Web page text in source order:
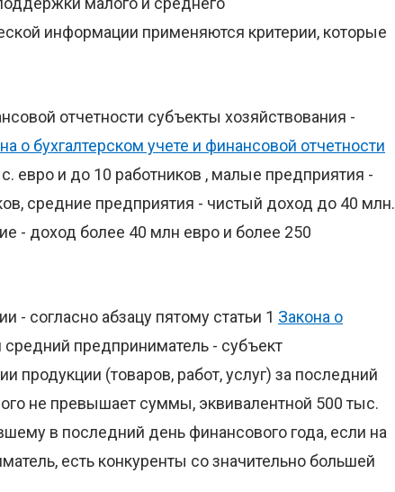
информации применяются критерии, которые
отчетности субъекты хозяйствования -
о бухгалтерском учете и финансовой отчетности
евро и до 10 работников , малые предприятия -
средние предприятия - чистый доход до 40 млн.
- доход более 40 млн евро и более 250
согласно абзацу пятому статьи 1 Закона о
предприниматель - субъект
продукции (товаров, работ, услуг) за последний
не превышает суммы, эквивалентной 500 тыс.
в последний день финансового года, если на
есть конкуренты со значительно большей